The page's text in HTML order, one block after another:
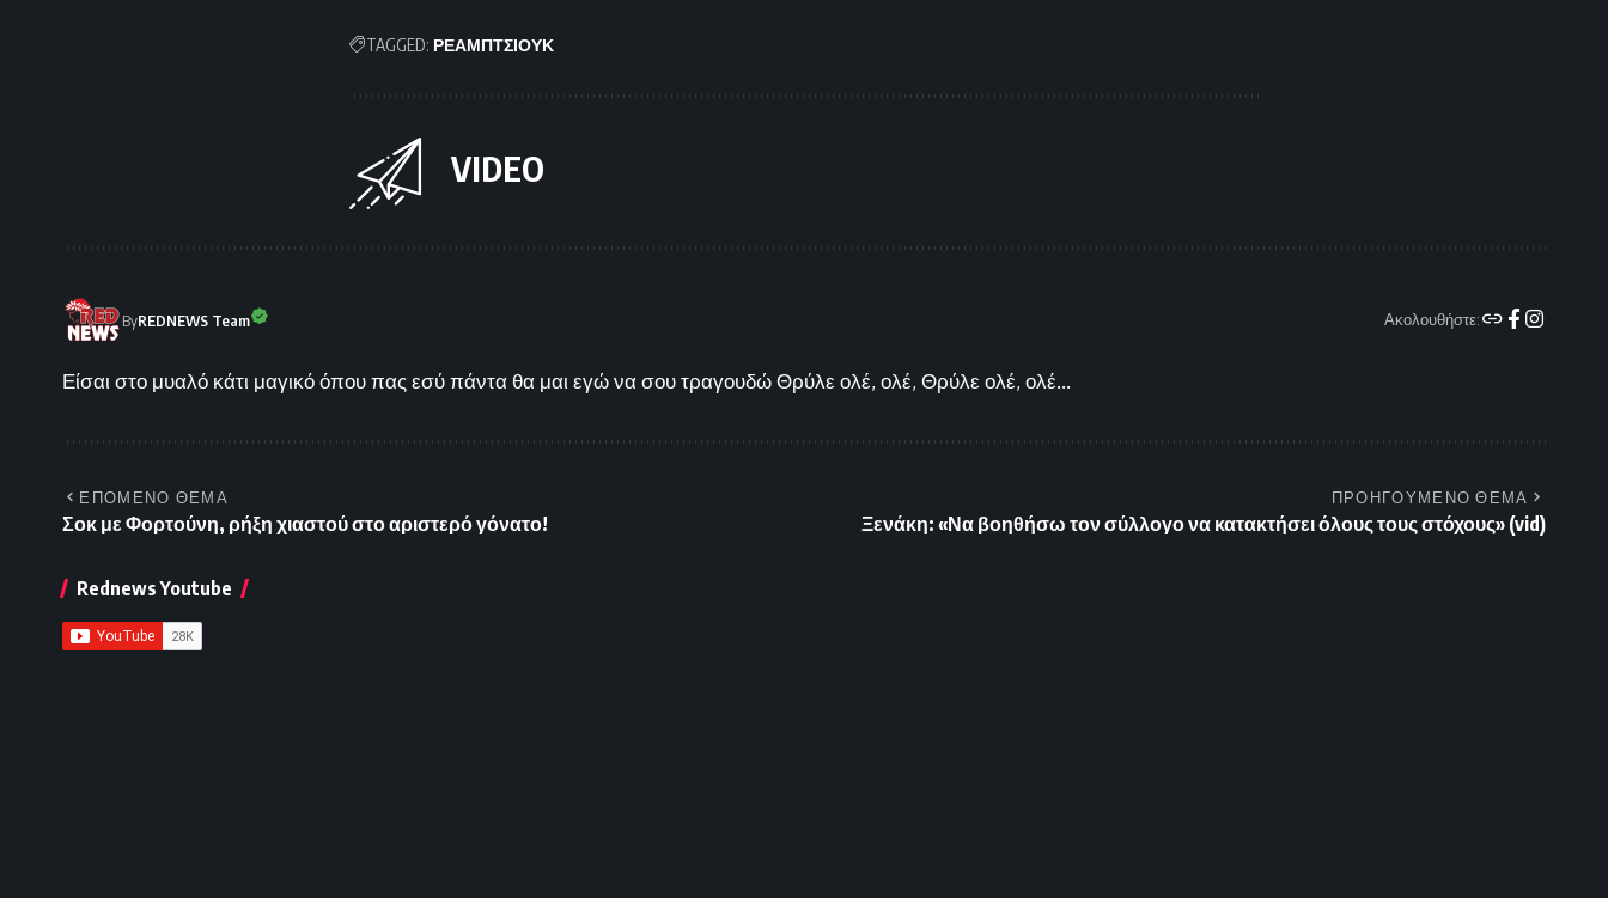
TAGGED: ΡΕΑΜΠΤΣΙΟΥΚ
VIDEO
ByREDNEWS Team Ακολουθήστε:
Είσαι στο μυαλό κάτι μαγικό όπου πας εσύ πάντα θα μαι εγώ να σου τραγουδώ Θρύλε ολέ, ολέ, Θρύλε ολέ, ολέ...
ΕΠΟΜΕΝΟ ΘΕΜΑ
Σοκ με Φορτούνη, ρήξη χιαστού στο αριστερό γόνατο!
ΠΡΟΗΓΟΥΜΕΝΟ ΘΕΜΑ
Ξενάκη: «Να βοηθήσω τον σύλλογο να κατακτήσει όλους τους στόχους» (vid)
Rednews Youtube